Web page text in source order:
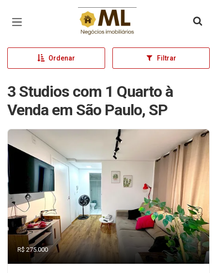
Página inicial
Ordenar Filtrar
3 Studios com 1 Quarto à
Venda em São Paulo, SP
R$ 275.000